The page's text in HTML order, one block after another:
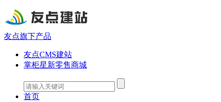
友点旗下产品
友点CMS建站
掌柜星新零售商城
首页